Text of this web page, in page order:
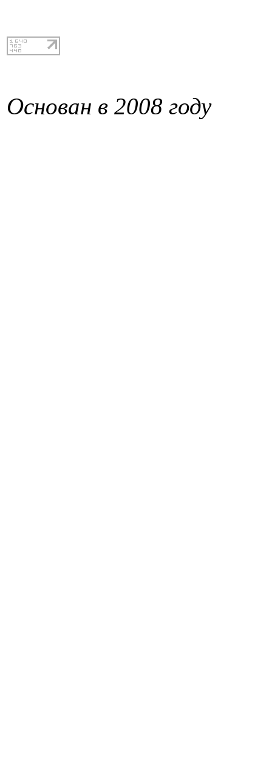
Основан в 2008 году